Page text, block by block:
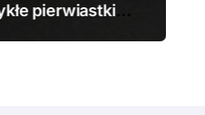
pierwiastki